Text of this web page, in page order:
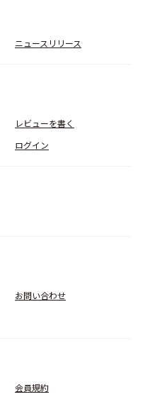
ニュースリリース
レビューを書く
ログイン
お問い合わせ
会員規約